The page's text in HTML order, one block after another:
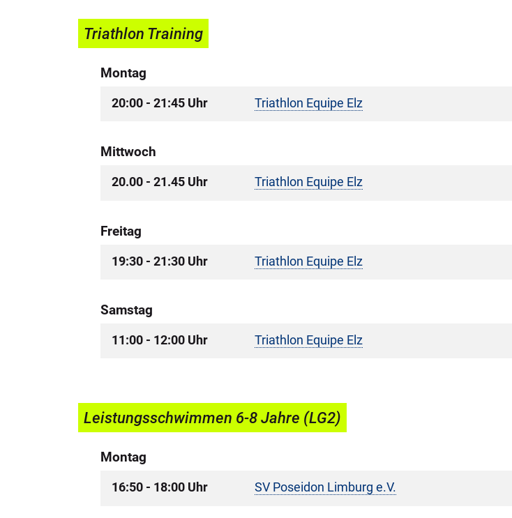
Triathlon Training
Montag
20:00 - 21:45 Uhr Triathlon Equipe Elz
Mittwoch
20.00 - 21.45 Uhr Triathlon Equipe Elz
Freitag
19:30 - 21:30 Uhr Triathlon Equipe Elz
Samstag
11:00 - 12:00 Uhr Triathlon Equipe Elz
Leistungsschwimmen 6-8 Jahre (LG2)
Montag
16:50 - 18:00 Uhr SV Poseidon Limburg e.V.